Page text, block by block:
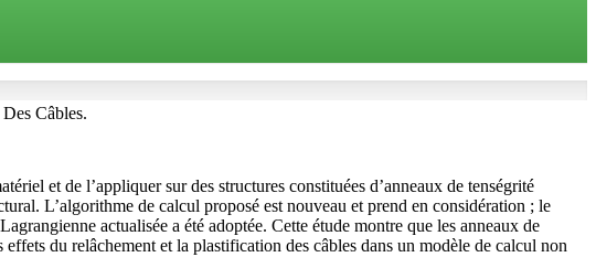
Câbles.
et de l’appliquer sur des structures constituées d’anneaux de tenségrité
L’algorithme de calcul proposé est nouveau et prend en considération ; le
actualisée a été adoptée. Cette étude montre que les anneaux de
du relâchement et la plastification des câbles dans un modèle de calcul non